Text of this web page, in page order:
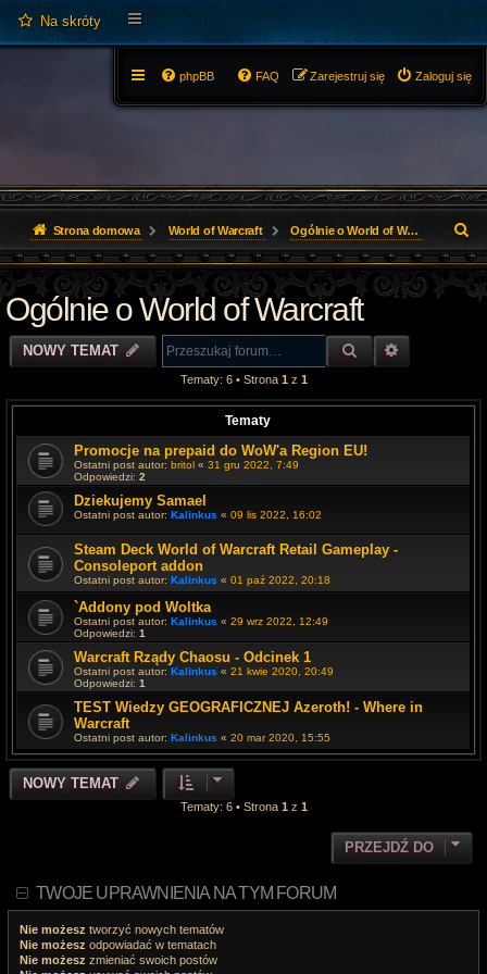
Na skróty
Zaloguj się
Zarejestruj się
FAQ
phpBB
Strona domowa World of Warcraft Ogólnie o World of Warcraft
z
u
j
Ogólnie o World of Warcraft
NOWY TEMAT SZUKAJ
Tematy: 6 • Strona 1 z 1
Tematy
Promocje na prepaid do WoW'a Region EU!
Ostatni post autor: britol « 31 gru 2022, 7:49
Odpowiedzi: 2
Dziekujemy Samael
Ostatni post autor: Kalinkus « 09 lis 2022, 16:02
Steam Deck World of Warcraft Retail Gameplay -
Consoleport addon
Ostatni post autor: Kalinkus « 01 paź 2022, 20:18
`Addony pod Woltka
Ostatni post autor: Kalinkus « 29 wrz 2022, 12:49
Odpowiedzi: 1
Warcraft Rządy Chaosu - Odcinek 1
Ostatni post autor: Kalinkus « 21 kwie 2020, 20:49
Odpowiedzi: 1
TEST Wiedzy GEOGRAFICZNEJ Azeroth! - Where in
Warcraft
Ostatni post autor: Kalinkus « 20 mar 2020, 15:55
NOWY TEMAT
Tematy: 6 • Strona 1 z 1
PRZEJDŹ DO
TWOJE UPRAWNIENIA NA TYM FORUM
Nie możesz tworzyć nowych tematów
Nie możesz odpowiadać w tematach
Nie możesz zmieniać swoich postów